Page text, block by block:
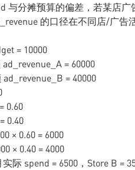
与分摊预算的偏差，若某店广
的口径在不同店/广告
= 10000
= 60000
= 40000
0.60
0.40
× 0.60 = 6000
× 0.40 = 4000
际 spend = 6500，Store B =